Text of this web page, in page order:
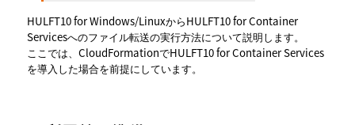
HULFT10 for Windows/LinuxからHULFT10 for Container
Servicesへのファイル転送の実行方法について説明します。
ここでは、CloudFormationでHULFT10 for Container Services
を導入した場合を前提にしています。